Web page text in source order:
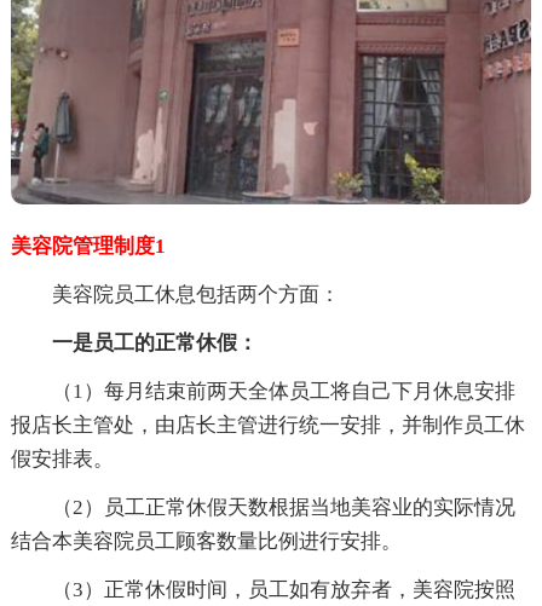
美容院管理制度1
美容院员工休息包括两个方面：
一是员工的正常休假：
（1）每月结束前两天全体员工将自己下月休息安排
报店长主管处，由店长主管进行统一安排，并制作员工休
假安排表。
（2）员工正常休假天数根据当地美容业的实际情况
结合本美容院员工顾客数量比例进行安排。
（3）正常休假时间，员工如有放弃者，美容院按照